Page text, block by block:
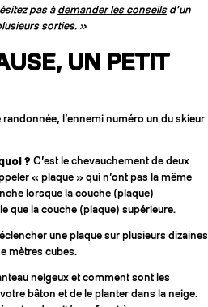
pas à demander les conseilsd’un
sorties. »
UN PETIT
l’ennemi numéro un du skieur
? C’est le chevauchement de deux
« plaque » qui n’ont pas la même
lorsque la couche (plaque)
que la couche (plaque) supérieure.
une plaque sur plusieurs dizaines
mètres cubes.
neigeux et comment sont les
bâton et de le planter dans la neige.